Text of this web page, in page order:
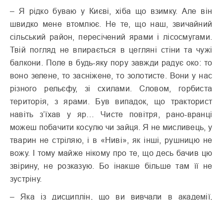
– Я рідко буваю у Києві, хіба що взимку. Але він
швидко мене втомлює. Не те, що наш, звичайний
сільський район, пересічений ярами і лісосмугами.
Твій погляд не впирається в цегляні стіни та чужі
балкони. Поле в будь-яку пору завжди радує око: то
воно зелене, то засніжене, то золотисте. Вони у нас
різного рельєфу, зі схилами. Словом, горбиста
територія, з ярами. Був випадок, що тракторист
навіть з’їхав у яр… Чисте повітря, рано-вранці
можеш побачити косулю чи зайця. Я не мисливець, у
тварин не стріляю, і в «Ниві», як інші, рушницю не
вожу. І тому майже нікому про те, що десь бачив цю
звірину, не розказую. Бо інакше більше там її не
зустріну.
– Яка із дисциплін, що ви вивчали в академії,